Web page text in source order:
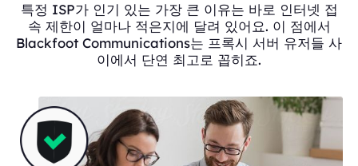
특정 ISP가 인기 있는 가장 큰 이유는 바로 인터넷 접
속 제한이 얼마나 적은지에 달려 있어요. 이 점에서
Blackfoot Communications는 프록시 서버 유저들 사
이에서 단연 최고로 꼽히죠.